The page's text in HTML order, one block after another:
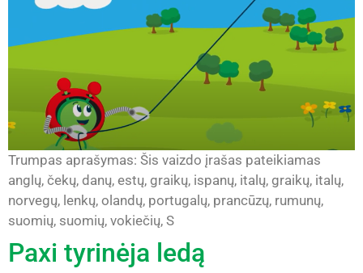
Trumpas aprašymas: Šis vaizdo įrašas pateikiamas
anglų, čekų, danų, estų, graikų, ispanų, italų, graikų, italų,
norvegų, lenkų, olandų, portugalų, prancūzų, rumunų,
suomių, suomių, vokiečių, S
Paxi tyrinėja ledą